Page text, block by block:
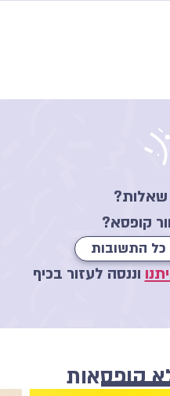
שאלות?
קופסא?
כל התשובות
וננסה לעזור בכיף
קופסאות